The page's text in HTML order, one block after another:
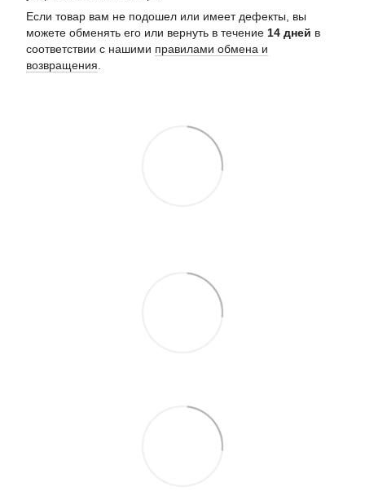
Если товар вам не подошел или имеет дефекты, вы
можете обменять его или вернуть в течение 14 дней в
соответствии с нашими правилами обмена и
возвращения